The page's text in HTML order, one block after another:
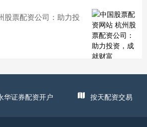
股票配资公司：助力投
华证券配资开户 按天配资交易